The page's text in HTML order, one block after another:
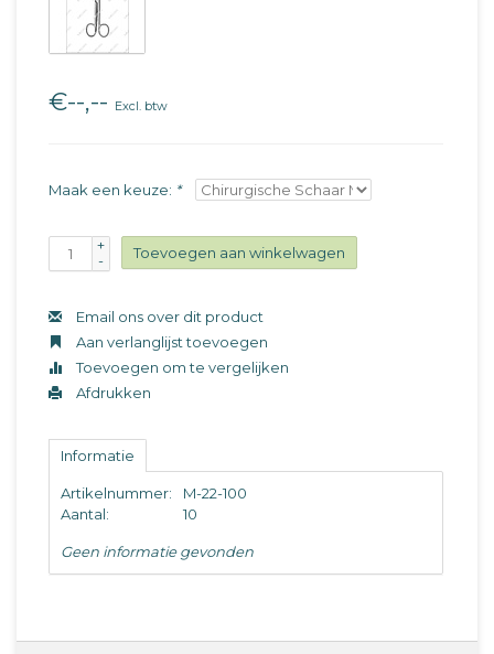
€--,-- Excl. btw
Maak een keuze: *
+
-
Toevoegen aan winkelwagen
Email ons over dit product
Aan verlanglijst toevoegen
Toevoegen om te vergelijken
Afdrukken
Informatie
Artikelnummer:
M-22-100
Aantal:
10
Geen informatie gevonden